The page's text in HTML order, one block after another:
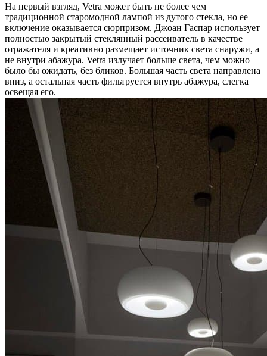
На первый взгляд, Vetra может быть не более чем
традиционной старомодной лампой из дутого стекла, но ее
включение оказывается сюрпризом. Джоан Гаспар использует
полностью закрытый стеклянный рассеиватель в качестве
отражателя и креативно размещает источник света снаружи, а
не внутри абажура. Vetra излучает больше света, чем можно
было бы ожидать, без бликов. Большая часть света направлена
​​вниз, а остальная часть фильтруется внутрь абажура, слегка
освещая его.